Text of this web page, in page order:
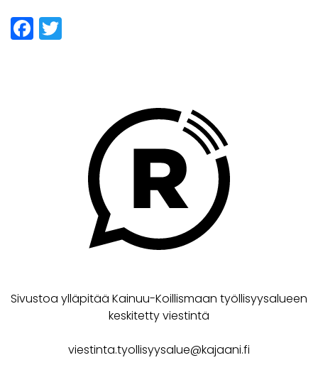
Facebook
Sivustoa ylläpitää Kainuu-Koillismaan työllisyysalueen
keskitetty viestintä
viestinta.tyollisyysalue@kajaani.fi